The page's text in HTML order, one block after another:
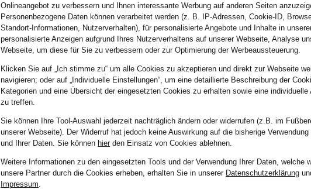
Onlineangebot zu verbessern und Ihnen interessante Werbung auf anderen Seiten
Personenbezogene Daten können verarbeitet werden (z. B. IP-Adressen, Cookie-ID,
Standort-Informationen, Nutzerverhalten), für personalisierte Angebote und Inhalte in
personalisierte Anzeigen aufgrund Ihres Nutzerverhaltens auf unserer Webseite, Analyse
Webseite, um diese für Sie zu verbessern oder zur Optimierung der Werbeaussteuerung.
Klicken Sie auf „Ich stimme zu“ um alle Cookies zu akzeptieren und direkt zur Webseite
navigieren; oder auf „Individuelle Einstellungen“, um eine detaillierte Beschreibung der
Kategorien und eine Übersicht der eingesetzten Cookies zu erhalten sowie eine individuelle
zu treffen.
Sie können Ihre Tool-Auswahl jederzeit nachträglich ändern oder widerrufen (z.B. im
unserer Webseite). Der Widerruf hat jedoch keine Auswirkung auf die bisherige Verwendung
und Ihrer Daten. Sie können hierden Einsatz von Cookies ablehnen.
Weitere Informationen zu den eingesetzten Tools und der Verwendung Ihrer Daten, welche
unsere Partner durch die Cookies erheben, erhalten Sie in unserer Datenschutzerklärung
Impressum.